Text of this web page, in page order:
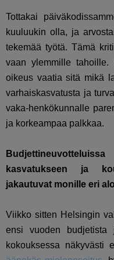
Tottakai
kuuluukin olla, ja
tekemää työtä. Tämä
vaan ylemmille tahoille.
oikeus vaatia sitä mikä
varhaiskasvatusta ja
vaka-henkökunnalle
ja korkeampaa palkkaa.
kasvatukseen ja
jakautuvat monille eri
Viikko sitten Helsingin
ensi vuoden budjetista
kokouksessa näkyvästi